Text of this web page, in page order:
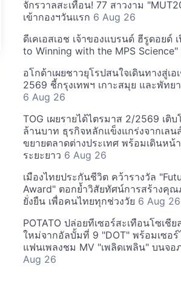
จักรวาลสะเทือน! 77 สาวงาม
เข้ากองฯวันแรก 6 Aug 26
ดีเคเอสเอช เจ้าของแบรนด์ ฮีรูดอยด์
to Winning with the MPS Science"
อโกด้าเผยชาวยุโรปสนใจเดินทางสู่เ
2569 ชี้กรุงเทพฯ เกาะสมุย และพัทย
6 Aug 26
TOG เผยรายได้ไตรมาส 2/2569 เติบ
ล้านบาท ธุรกิจหลักแข็งแกร่งจากเลน
ขยายตลาดต่างประเทศ พร้อมเดินหน้
ระยะยาว 6 Aug 26
เมืองไทยประกันชีวิต คว้ารางวัล
Award" ตอกย้ำวิสัยทัศน์การสร้างคุ
ยั่งยืน เพื่อคนไทยทุกช่วงวัย 6 Aug 26
POTATO ปล่อยทีเซอร์สะเทือนโซเชีย
ใหม่จากอัลบั้มที่ 9 "DOT" พร้อมเซอ
แฟนเพลงชม MV "เพลิดเพลิน" บนจ
Aug 26